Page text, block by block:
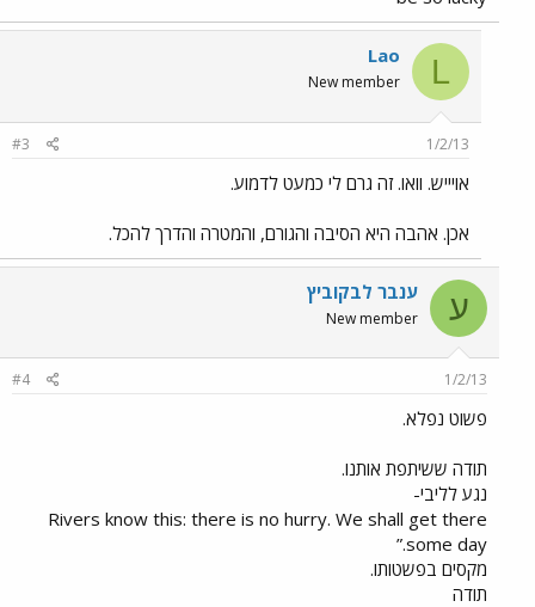
L
Lao
New member
1/2/13
#3
אויייש. וואו. זה גרם לי כמעט לדמוע.
אכן. אהבה היא הסיבה והגורם, והמטרה והדרך להכל.
ע ענבר לבקוביץ
New member
1/2/13
#4
פשוט נפלא.
תודה ששיתפת אותנו.
נגע לליבי-
Rivers know this: there is no hurry. We shall get there
some day.”
מקסים בפשטותו.
תודה